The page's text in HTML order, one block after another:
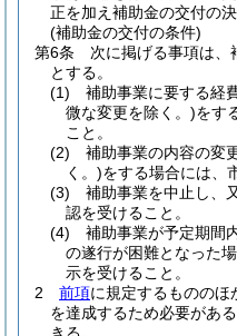
正を加え補助金の交付の
(補助金の交付の条件)
第6条
次に掲げる事項は、
とする。
(1)
補助事業に要する経
微な変更を除く。)をす
こと。
(2)
補助事業の内容の変
く。)をする場合には、
(3)
補助事業を中止し、
認を受けること。
(4)
補助事業が予定期間
の遂行が困難となった
示を受けること。
2
前項に規定するもののほ
を達成するため必要があ